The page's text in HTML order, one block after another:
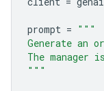
prompt = """
Generate an
The manager
"""